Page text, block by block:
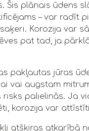
Šis plānais ūdens
– var radīt
Korozija var
pat tad, ja
pakļautas jūras
vai augstam
risks palielinās. Ja
korozija var
atšķiras atkarībā